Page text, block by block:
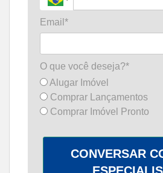
Email*
O que você deseja?*
Alugar Imóvel
Comprar Lançamentos
Comprar Imóvel Pronto
CONVERSAR